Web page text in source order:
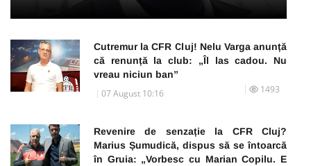
Cutremur la CFR Cluj! Nelu Varga anunță
că renunță la club: „Îl las cadou. Nu
vreau niciun ban”
07 August 10:16 1493
Revenire de senzație la CFR Cluj?
Marius Șumudică, dispus să se întoarcă
în Gruia: „Vorbesc cu Marian Copilu. E